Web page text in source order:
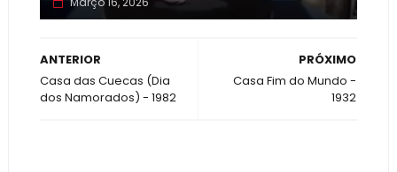
PRÓXIMO
Casa Fim do Mundo -
1932
ANTERIOR
Casa das Cuecas (Dia
dos Namorados) - 1982